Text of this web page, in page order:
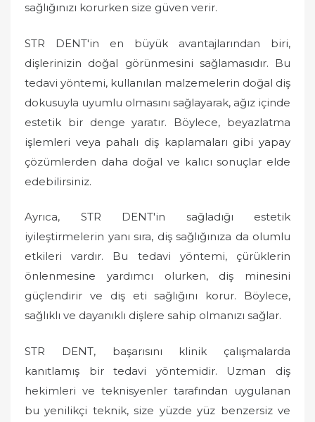
sağlığınızı korurken size güven verir.
STR DENT'in en büyük avantajlarından biri,
dişlerinizin doğal görünmesini sağlamasıdır. Bu
tedavi yöntemi, kullanılan malzemelerin doğal diş
dokusuyla uyumlu olmasını sağlayarak, ağız içinde
estetik bir denge yaratır. Böylece, beyazlatma
işlemleri veya pahalı diş kaplamaları gibi yapay
çözümlerden daha doğal ve kalıcı sonuçlar elde
edebilirsiniz.
Ayrıca, STR DENT'in sağladığı estetik
iyileştirmelerin yanı sıra, diş sağlığınıza da olumlu
etkileri vardır. Bu tedavi yöntemi, çürüklerin
önlenmesine yardımcı olurken, diş minesini
güçlendirir ve diş eti sağlığını korur. Böylece,
sağlıklı ve dayanıklı dişlere sahip olmanızı sağlar.
STR DENT, başarısını klinik çalışmalarda
kanıtlamış bir tedavi yöntemidir. Uzman diş
hekimleri ve teknisyenler tarafından uygulanan
bu yenilikçi teknik, size yüzde yüz benzersiz ve